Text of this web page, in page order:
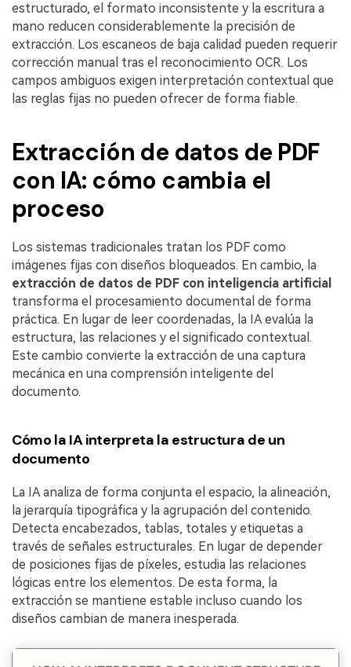
estructurado, el formato inconsistente y la escritura a
mano reducen considerablemente la precisión de
extracción. Los escaneos de baja calidad pueden requerir
corrección manual tras el reconocimiento OCR. Los
campos ambiguos exigen interpretación contextual que
las reglas fijas no pueden ofrecer de forma fiable.
Extracción de datos de PDF
con IA: cómo cambia el
proceso
Los sistemas tradicionales tratan los PDF como
imágenes fijas con diseños bloqueados. En cambio, la
extracción de datos de PDF con inteligencia artificial
transforma el procesamiento documental de forma
práctica. En lugar de leer coordenadas, la IA evalúa la
estructura, las relaciones y el significado contextual.
Este cambio convierte la extracción de una captura
mecánica en una comprensión inteligente del
documento.
Cómo la IA interpreta la estructura de un
documento
La IA analiza de forma conjunta el espacio, la alineación,
la jerarquía tipográfica y la agrupación del contenido.
Detecta encabezados, tablas, totales y etiquetas a
través de señales estructurales. En lugar de depender
de posiciones fijas de píxeles, estudia las relaciones
lógicas entre los elementos. De esta forma, la
extracción se mantiene estable incluso cuando los
diseños cambian de manera inesperada.